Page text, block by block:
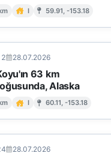
I 59.91, -153.18
28.07.2026
63 km
Alaska
I 60.11, -153.18
28.07.2026